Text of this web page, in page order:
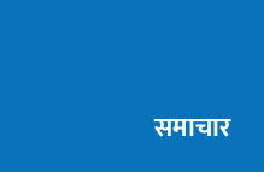
समाचार